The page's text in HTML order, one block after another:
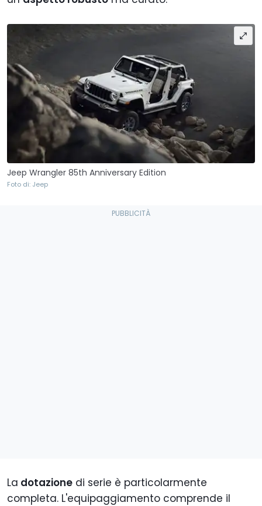
Jeep Wrangler 85th Anniversary Edition
Foto di: Jeep
La dotazione di serie è particolarmente
completa. L'equipaggiamento comprende il